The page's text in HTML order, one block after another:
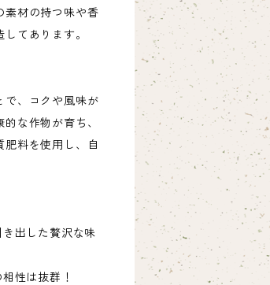
素材の持つ味や香
てあります。
で、コクや風味が
な作物が育ち、
料を使用し、自
出した贅沢な味
性は抜群！